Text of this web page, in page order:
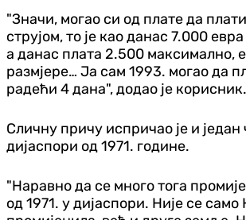
"Значи, могао си од плате да
струјом, то је као данас 7.000
а данас плата 2.500 максимално,
размјере… Ја сам 1993. могао да
радећи 4 дана", додао је корисник.
Сличну причу испричао је и један
дијаспори од 1971. године.
"Наравно да се много тога
од 1971. у дијаспори. Није се